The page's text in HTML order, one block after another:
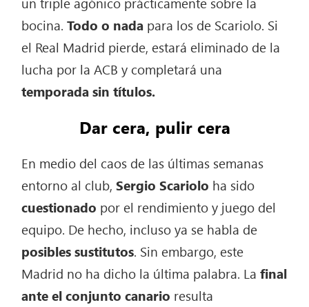
bocina.Todo o nada para los de Scariolo. Si
el Real Madrid pierde, estará eliminado de la
lucha por la ACB y completará una
temporada sin títulos.
Dar cera, pulir cera
En medio del caos de las últimas semanas
entorno al club, Sergio Scariolo ha sido
cuestionado por el rendimiento y juego del
equipo. De hecho, incluso ya se habla de
posibles sustitutos. Sin embargo, este
Madrid no ha dicho la última palabra. Lafinal
ante el conjunto canario resulta